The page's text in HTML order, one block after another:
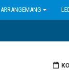
ARRANGEMANG